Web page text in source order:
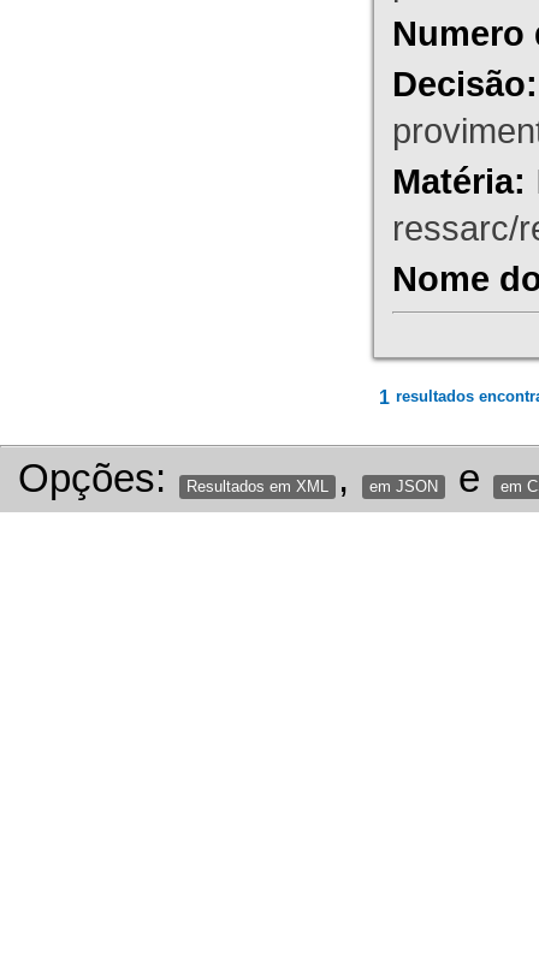
Numero
Decisão:
Matéria:
ressarc/
Nome
1 resultados
Opções: Resultados em XML , em JSON e em